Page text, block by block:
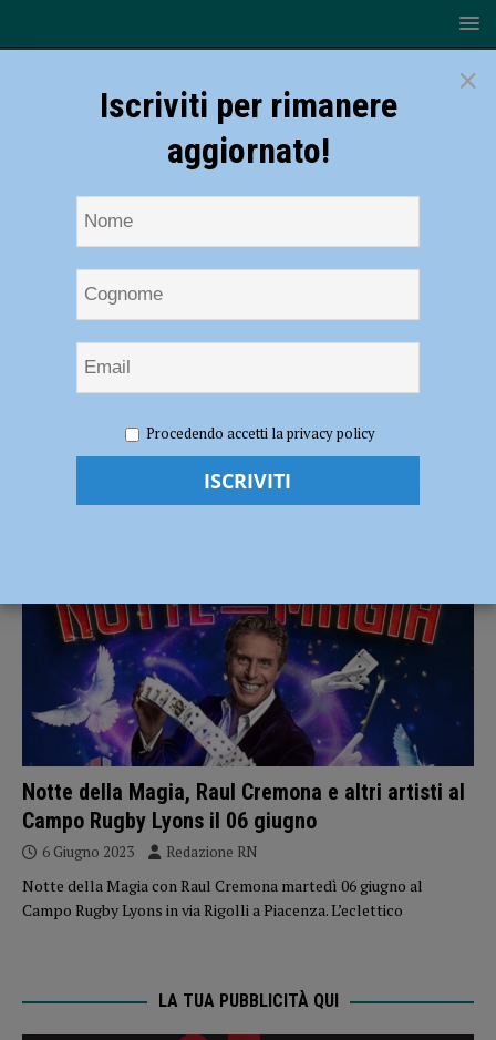
Notte della Magia, Raul Cremona e altri artisti al
Campo Rugby Lyons il 06 giugno
6 Giugno 2023 Redazione RN
Notte della Magia con Raul Cremona martedì 06 giugno al
Campo Rugby Lyons in via Rigolli a Piacenza. L’eclettico
LA TUA PUBBLICITÀ QUI
×
Iscriviti per rimanere
aggiornato!
Procedendo accetti la privacy policy